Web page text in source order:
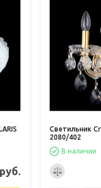
Светильник
2080/402
В наличии